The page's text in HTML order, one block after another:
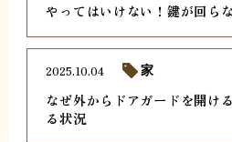
やってはいけない！鍵が回ら
なぜ外からドアガードを開け
る状況
2025.10.04 家